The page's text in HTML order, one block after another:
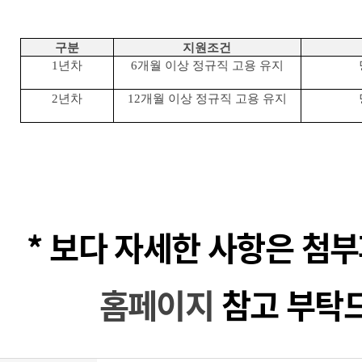
구분
지원조건
1년차 6개월 이상 정규직 고용 유지
2년차 12개월 이상 정규직 고용 유지
* 보다 자세한 사항은 첨
홈페이지 참고 부탁